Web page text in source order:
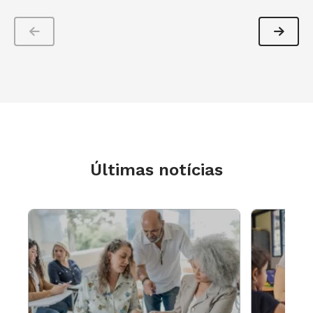
acontecido caso a família real portuguesa não
viesse para o Brasil. O texto trata também de
configuração política do território americano e
portuguesa.
O segundo mapa foi retirado da enciclopédia
eletrônica livre, a Wikipédia, no verbete "Brasil
Últimas notícias